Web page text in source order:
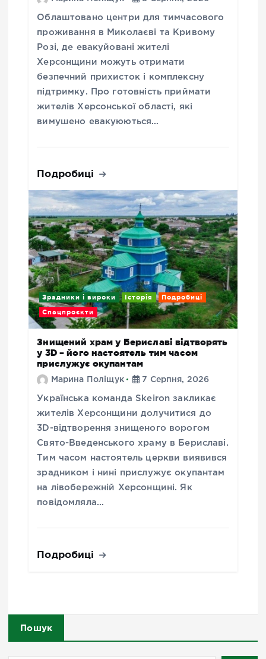
Облаштовано центри для тимчасового
проживання в Миколаєві та Кривому
Розі, де евакуйовані жителі
Херсонщини можуть отримати
безпечний прихисток і комплексну
підтримку. Про готовність приймати
жителів Херсонської області, які
вимушено евакуюються…
Подробиці
Зрадники і вироки Історія Подробиці
Спецпроєкти
Знищений храм у Бериславі відтворять
у 3D – його настоятель тим часом
прислужує окупантам
Марина Поліщук 7 Серпня, 2026
Українська команда Skeiron закликає
жителів Херсонщини долучитися до
3D-відтворення знищеного ворогом
Свято-Введенського храму в Бериславі.
Тим часом настоятель церкви виявився
зрадником і нині прислужує окупантам
на лівобережній Херсонщині. Як
повідомляла…
Подробиці
Пошук